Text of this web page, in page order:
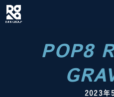
POP8
2023年